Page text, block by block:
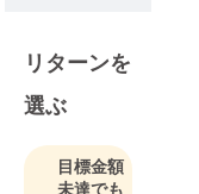
申します。
代表と申し
ましても、
私自身【一
流のお節
リターンを
選ぶ
目標金額
未達でも